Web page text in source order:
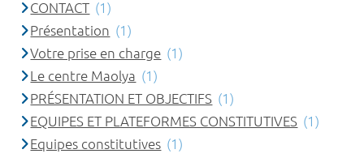
CONTACT (1)
Présentation (1)
Votre prise en charge (1)
Le centre Maolya (1)
PRÉSENTATION ET OBJECTIFS (1)
EQUIPES ET PLATEFORMES CONSTITUTIVES (1)
Equipes constitutives (1)